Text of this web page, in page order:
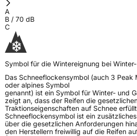
A
B / 70 dB
C
Symbol für die Wintereignung bei
Das Schneeflockensymbol (auch 3 Peak
oder alpines Symbol
genannt) ist ein Symbol für Winter- und
zeigt an, dass der Reifen die
Traktionseigenschaften auf Schnee
Schneeflockensymbol ist ein
über die gesetzlichen Anforderungen
den Herstellern freiwillig auf die Reifen